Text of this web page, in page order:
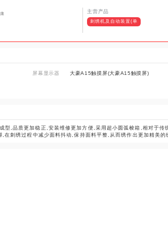
注 主营产品
刺绣机及自动装置(单
屏幕显示器 大豪A15触摸屏(大豪A15触摸屏)
型,品质更加稳正,安装维修更加方便,采用超小圆弧梭箱,相对于
刺绣过程中减少面料抖动,保持面料平整,从而绣作出更加精美的